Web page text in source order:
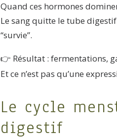
Quand ces hormones
Le sang quitte le tube
“survie”.
👉 Résultat : fermentations,
Et ce n’est pas qu’une
Le cycle
digestif